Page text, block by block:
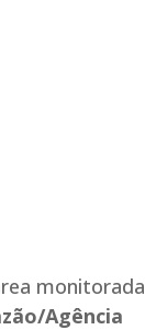
monitorada
Agência